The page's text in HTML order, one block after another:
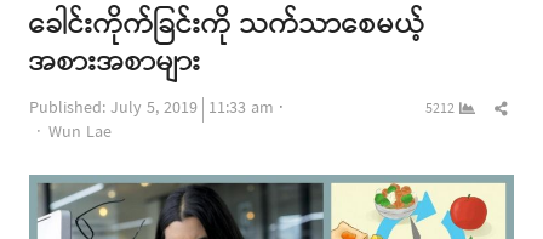
ခေါင်းကိုက်ခြင်းကို သက်သာစေမယ့်
အစားအစာများ
Published:July 5, 2019 11:33 am
Author
Wun Lae
5212